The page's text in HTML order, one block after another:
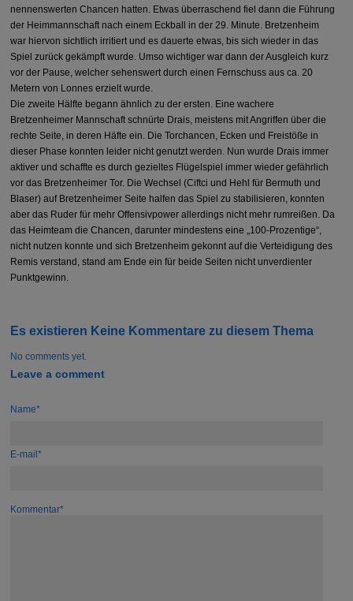
nennenswerten Chancen hatten. Etwas überraschend fiel dann die Führung
der Heimmannschaft nach einem Eckball in der 29. Minute. Bretzenheim
war hiervon sichtlich irritiert und es dauerte etwas, bis sich wieder in das
Spiel zurück gekämpft wurde. Umso wichtiger war dann der Ausgleich kurz
vor der Pause, welcher sehenswert durch einen Fernschuss aus ca. 20
Metern von Lonnes erzielt wurde.
Die zweite Hälfte begann ähnlich zu der ersten. Eine wachere
Bretzenheimer Mannschaft schnürte Drais, meistens mit Angriffen über die
rechte Seite, in deren Häfte ein. Die Torchancen, Ecken und Freistöße in
dieser Phase konnten leider nicht genutzt werden. Nun wurde Drais immer
aktiver und schaffte es durch gezieltes Flügelspiel immer wieder gefährlich
vor das Bretzenheimer Tor. Die Wechsel (Ciftci und Hehl für Bermuth und
Blaser) auf Bretzenheimer Seite halfen das Spiel zu stabilisieren, konnten
aber das Ruder für mehr Offensivpower allerdings nicht mehr rumreißen. Da
das Heimteam die Chancen, darunter mindestens eine „100-Prozentige“,
nicht nutzen konnte und sich Bretzenheim gekonnt auf die Verteidigung des
Remis verstand, stand am Ende ein für beide Seiten nicht unverdienter
Punktgewinn.
Es existieren Keine Kommentare zu diesem Thema
No comments yet.
Leave a comment
Name*
E-mail*
Kommentar*